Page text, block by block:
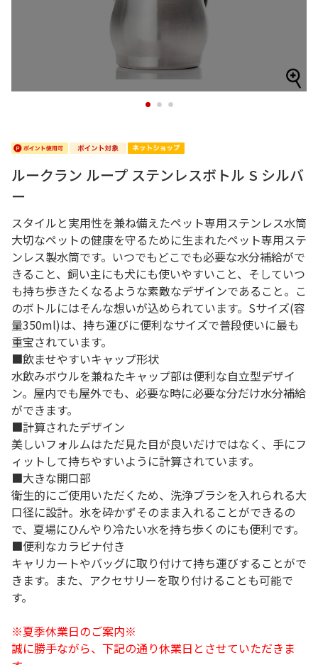
1 2 3
ルークラン ループ ステンレスボトル S シルバ
ー
スタイルと実用性を兼ね備えたペット専用ステンレス水筒
大切なペットの健康を守るために生まれたペット専用ステ
ンレス製水筒です。いつでもどこでも必要な水分補給がで
きること、飼い主にも犬にも使いやすいこと、そしていつ
も持ち歩きたくなるような素敵なデザインであること。こ
のボトルにはそんな想いが込められています。Sサイズ(容
量350ml)は、持ち運びに便利なサイズで普段使いに最も
重宝されています。
■飲ませやすいキャップ形状
水飲みボウルを兼ねたキャップ部は便利な自立型デザイ
ン。屋内でも屋外でも、必要な時に必要な分だけ水分補給
ができます。
■計算されたデザイン
美しいフォルムはただ見た目が良いだけではなく、手にフ
ィットして持ちやすいように計算されています。
■大きな開口部
衛生的にご使用いただくため、洗浄ブラシを入れられる大
口径に設計。氷を砕かずそのまま入れることができるの
で、夏場にひんやり冷たい水を持ち歩くのにも便利です。
■便利なカラビナ付き
キャリカートやバッグに取り付けて持ち運びすることがで
きます。また、アクセサリーを取り付けることも可能で
す。
※夏季休業日のご案内※
誠に勝手ながら、下記の通り休業日とさせていただきま